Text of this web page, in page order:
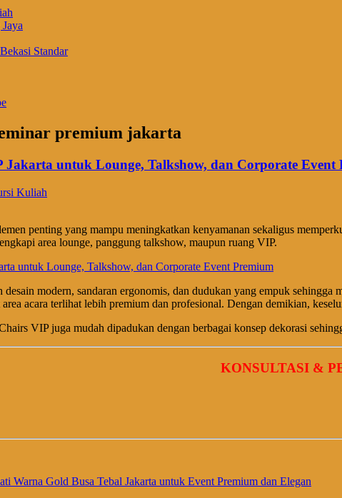
Standar
premium jakarta
Jakarta untuk Lounge, Talkshow, dan Corporate Event
Kuliah
penting yang mampu meningkatkan kenyamanan sekaligus
area lounge, panggung talkshow, maupun ruang VIP.
modern, sandaran ergonomis, dan dudukan yang empuk
acara terlihat lebih premium dan profesional. Dengan demikian,
VIP juga mudah dipadukan dengan berbagai konsep dekorasi
KONSULTASI &
Warna Gold Busa Tebal Jakarta untuk Event Premium dan Elegan